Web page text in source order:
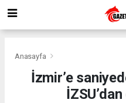
Anasayfa
İzmir’e